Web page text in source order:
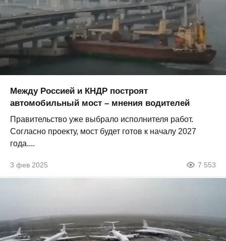
Между Россией и КНДР построят
автомобильный мост – мнения водителей
Правительство уже выбрало исполнителя работ.
Согласно проекту, мост будет готов к началу 2027
года....
3 фев 2025 7 553